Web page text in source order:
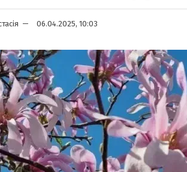
06.04.2025, 10:03